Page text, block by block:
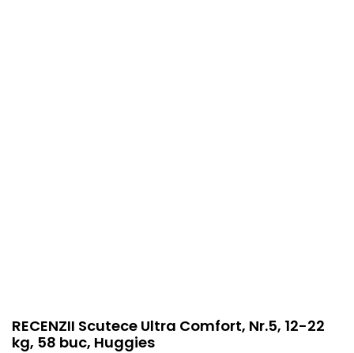
RECENZII Scutece Ultra Comfort, Nr.5, 12-22
kg, 58 buc, Huggies